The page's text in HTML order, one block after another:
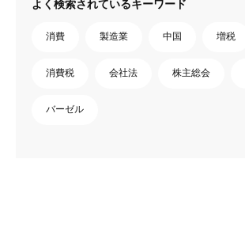
よく検索されているキーワード
消費 製造業 中国 増税
消費税 会社法 株主総会
バーゼル